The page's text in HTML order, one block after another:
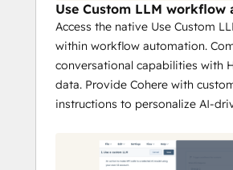
Use Custom LLM workflow
Access the native Use Custom
within workflow automation.
conversational capabilities with
data. Provide Cohere with
instructions to personalize AI-